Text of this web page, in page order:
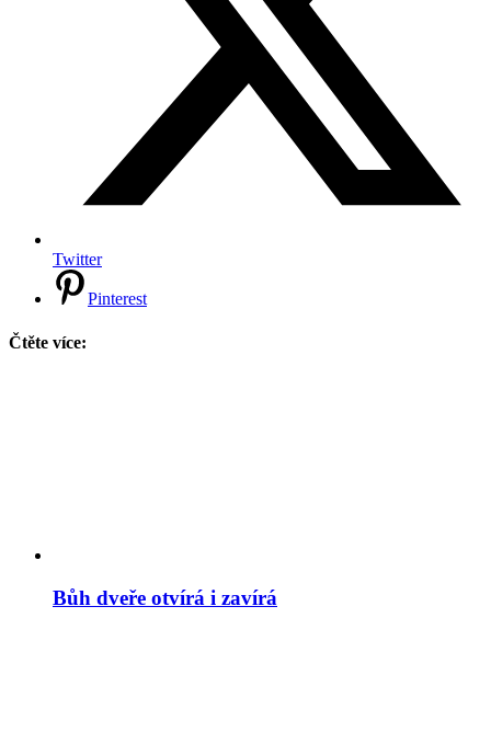
Twitter
Pinterest
Čtěte více:
Bůh dveře otvírá i zavírá